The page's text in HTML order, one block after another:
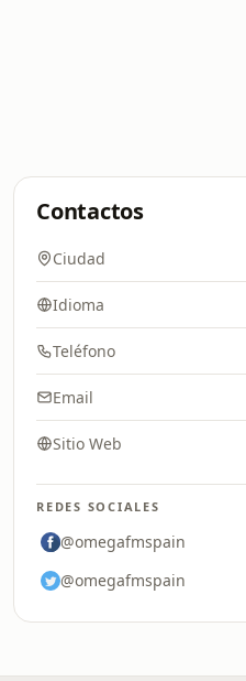
Contactos
Ciudad
Idioma
Teléfono
Email
Sitio Web
REDES SOCIALES
@omegafmspain
@omegafmspain